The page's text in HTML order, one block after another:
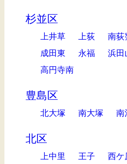
杉並区
上井草 上荻 南荻
成田東
永福 浜田
高円寺南
豊島区
北大塚 南大塚 南
北区
上中里 王子 西ケ